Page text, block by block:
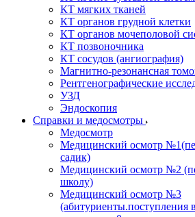
КТ мягких тканей
КТ органов грудной клетки
КТ органов мочеполовой
КТ позвоночника
КТ сосудов (ангиография)
Магнитно-резонансная
Рентгенографические
УЗД
Эндоскопия
Справки и медосмотры
Медосмотр
Медицинский осмотр
садик)
Медицинский осмотр №2
школу)
Медицинский осмотр №3
(абитуриенты.поступления